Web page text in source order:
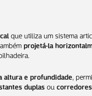
que utiliza um sistema
projetá-la
altura e profundidade,
duplasou